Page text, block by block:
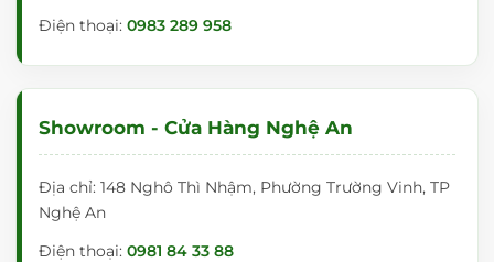
Điện thoại: 0983 289 958
Showroom - Cửa Hàng Nghệ An
Địa chỉ: 148 Nghô Thì Nhậm, Phường Trường Vinh, TP
Nghệ An
Điện thoại: 0981 84 33 88